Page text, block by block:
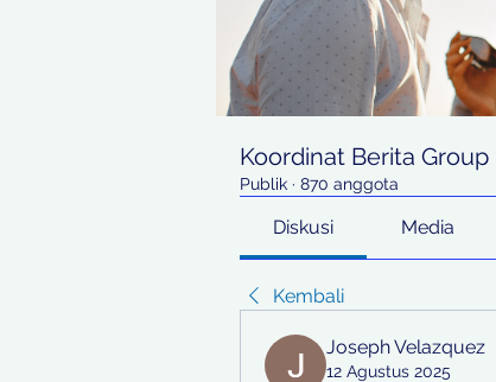
Koordinat Berita Group
Publik · 870 anggota
Diskusi Media
Kembali
Joseph Velazquez
12 Agustus 2025